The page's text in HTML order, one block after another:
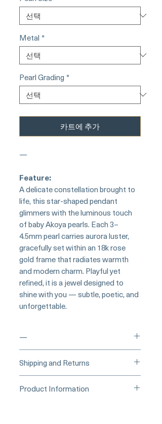
Metal *
Pearl Grading *
카트에 추가
—
Feature:
A delicate constellation brought to
life, this star-shaped pendant
glimmers with the luminous touch
of baby Akoya pearls. Each 3–
4.5mm pearl carries aurora luster,
gracefully set within an 18k rose
gold frame that radiates warmth
and modern charm. Playful yet
refined, it is a jewel designed to
shine with you — subtle, poetic, and
unforgettable.
—
______Buy Securely on Etsy
Shipping and Returns
At Pearl Vogue, each piece is a
Product Information